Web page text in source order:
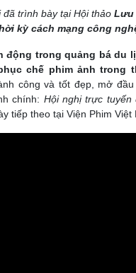
trình bày tại Hội thảo Lưu
kỳ cách mạng công
động trong quảng bá du
chế phim ảnh trong
công và tốt đẹp, mở đầu
chính: Hội nghị trực tuyến
tiếp theo tại Viện Phim Việt